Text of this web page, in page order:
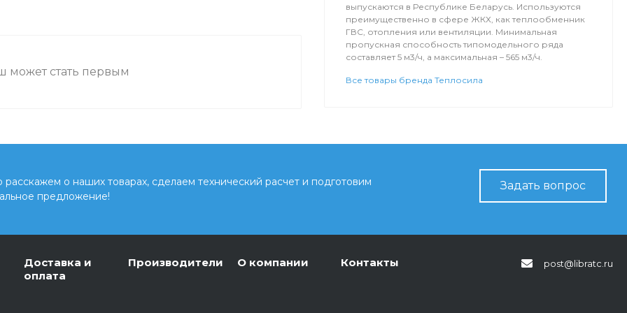
может стать первым
выпускаются в Республике Беларусь. Используются
преимущественно в сфере ЖКХ, как теплообменник
ГВС, отопления или вентиляции. Минимальная
пропускная способность типомодельного ряда
составляет 5 м3/ч, а максимальная – 565 м3/ч.
Все товары бренда Теплосила
о наших товарах, сделаем технический расчет и подготовим
предложение!
Задать вопрос
Доставка и
оплата
Производители О компании Контакты post@libratc.ru